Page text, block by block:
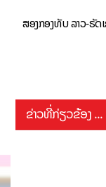
ສອງກອງທັບ ລາວ-ຣັ
ຂ່າວທີ່ກ່ຽວຂ້ອງ ...